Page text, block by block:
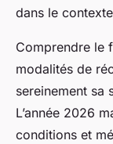
dans le
Comprendre le
modalités de
sereinement sa
L’année 2026
conditions et